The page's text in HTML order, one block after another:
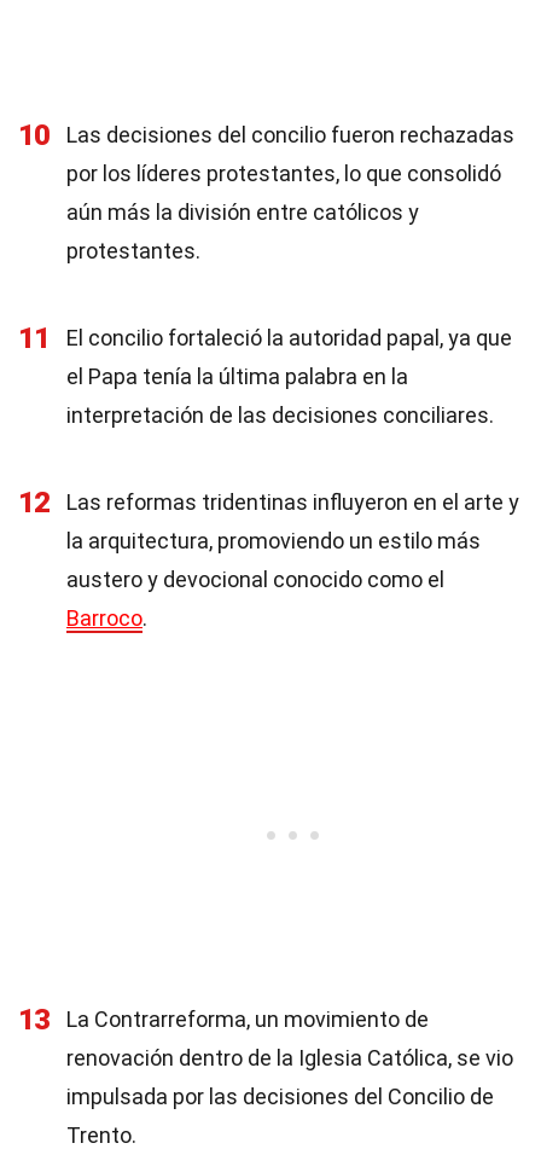
10
Las decisiones del concilio fueron rechazadas
por los líderes protestantes, lo que consolidó
aún más la división entre católicos y
protestantes.
11
El concilio fortaleció la autoridad papal, ya que
el Papa tenía la última palabra en la
interpretación de las decisiones conciliares.
12
Las reformas tridentinas influyeron en el arte y
la arquitectura, promoviendo un estilo más
austero y devocional conocido como el
Barroco.
13
La Contrarreforma, un movimiento de
renovación dentro de la Iglesia Católica, se vio
impulsada por las decisiones del Concilio de
Trento.